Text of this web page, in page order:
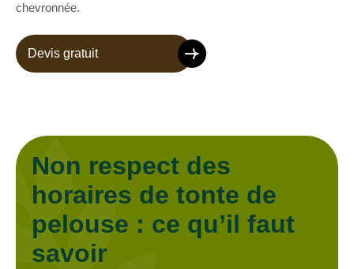
chevronnée.
Devis gratuit
Non respect des
horaires de tonte de
pelouse : ce qu’il faut
savoir